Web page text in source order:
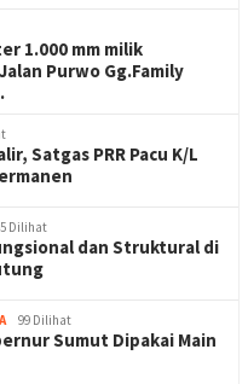
1.000 mm milik
Purwo Gg.Family
Satgas PRR Pacu K/L
Dilihat
dan Struktural di
99 Dilihat
Sumut Dipakai Main